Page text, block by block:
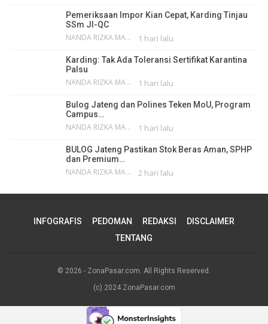
Pemeriksaan Impor Kian Cepat, Karding Tinjau
SSm JI-QC
NANDA RIZKA MAHENDRA 1 hari lalu
Karding: Tak Ada Toleransi Sertifikat Karantina
Palsu
NANDA RIZKA MAHENDRA 1 hari lalu
Bulog Jateng dan Polines Teken MoU, Program
Campus…
NANDA RIZKA MAHENDRA 1 hari lalu
BULOG Jateng Pastikan Stok Beras Aman, SPHP
dan Premium…
NANDA RIZKA MAHENDRA 2 hari lalu
INFOGRAFIS PEDOMAN REDAKSI
DISCLAIMER
TENTANG
© 2026 - ZonaPasar.com. All Rights Reserved.
(c) 2024 ZonaPasar.com